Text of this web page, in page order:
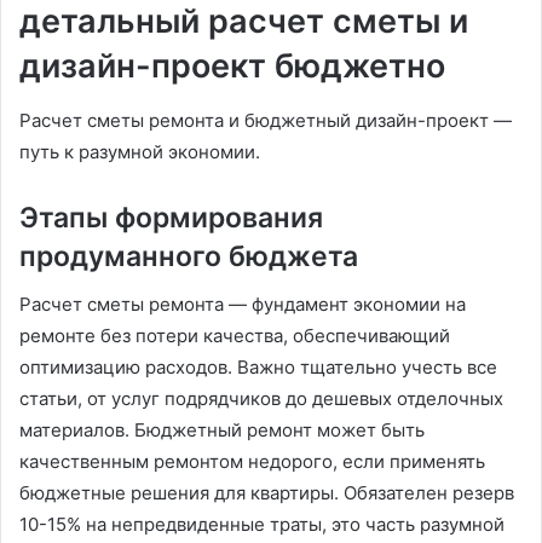
детальный расчет сметы и
дизайн-проект бюджетно
Расчет сметы ремонта и бюджетный дизайн-проект —
путь к разумной экономии.
Этапы формирования
продуманного бюджета
Расчет сметы ремонта — фундамент экономии на
ремонте без потери качества, обеспечивающий
оптимизацию расходов. Важно тщательно учесть все
статьи, от услуг подрядчиков до дешевых отделочных
материалов. Бюджетный ремонт может быть
качественным ремонтом недорого, если применять
бюджетные решения для квартиры. Обязателен резерв
10-15% на непредвиденные траты, это часть разумной